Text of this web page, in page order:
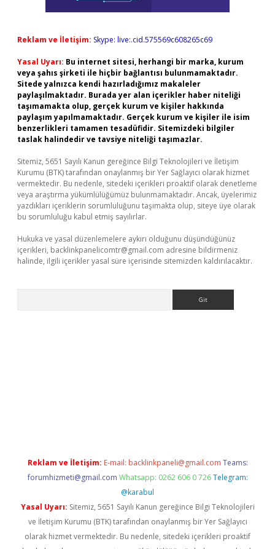
Reklam ve İletişim: Skype: live:.cid.575569c608265c69
Yasal Uyarı: Bu internet sitesi, herhangi bir marka, kurum
veya şahıs şirketi ile hiçbir bağlantısı bulunmamaktadır.
Sitede yalnızca kendi hazırladığımız makaleler
paylaşılmaktadır. Burada yer alan içerikler haber niteliği
taşımamakta olup, gerçek kurum ve kişiler hakkında
paylaşım yapılmamaktadır. Gerçek kurum ve kişiler ile isim
benzerlikleri tamamen tesadüfidir. Sitemizdeki bilgiler
taslak halindedir ve tavsiye niteliği taşımazlar.
Sitemiz, 5651 Sayılı Kanun gereğince Bilgi Teknolojileri ve İletişim
Kurumu (BTK) tarafından onaylanmış bir Yer Sağlayıcı olarak hizmet
vermektedir. Bu nedenle, sitedeki içerikleri proaktif olarak denetleme
veya araştırma yükümlülüğümüz bulunmamaktadır. Ancak, üyelerimiz
yazdıkları içeriklerin sorumluluğunu taşımakta olup, siteye üye olarak
bu sorumluluğu kabul etmiş sayılırlar.
Hukuka ve yasal düzenlemelere aykırı olduğunu düşündüğünüz
içerikleri, backlinkpanelicomtr@gmail.com adresine bildirmeniz
halinde, ilgili içerikler yasal süre içerisinde sitemizden kaldırılacaktır.
Reklam ve İletişim: E-mail: backlinkpaneli@gmail.com Teams:
forumhizmeti@gmail.com Whatsapp: 0262 606 0 726 Telegram:
@karabul
Yasal Uyarı: Sitemiz, 5651 Sayılı Kanun gereğince Bilgi Teknolojileri
ve İletişim Kurumu (BTK) tarafından onaylanmış bir Yer Sağlayıcı
olarak hizmet vermektedir. Bu nedenle, sitedeki içerikleri proaktif